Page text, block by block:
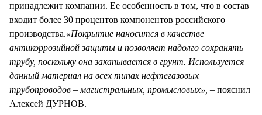
принадлежит компании. Ее особенность в том, что в состав
входит более 30 процентов компонентов российского
производства.«Покрытие наносится в качестве
антикоррозийной защиты и позволяет надолго сохранять
трубу, поскольку она закапывается в грунт. Используется
данный материал на всех типах нефтегазовых
трубопроводов – магистральных, промысловых», – пояснил
Алексей ДУРНОВ.